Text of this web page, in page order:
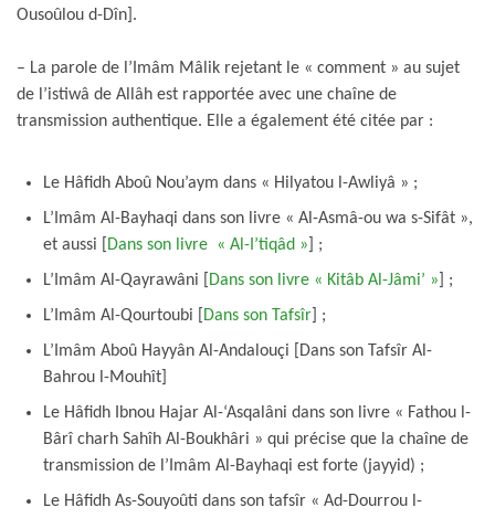
Ousoûlou d-Dîn].
– La parole de l’Imâm Mâlik rejetant le « comment » au sujet
de l’istiwâ de Allâh est rapportée avec une chaîne de
transmission authentique. Elle a également été citée par :
Le Hâfidh Aboû Nou’aym dans « Hilyatou l-Awliyâ » ;
L’Imâm Al-Bayhaqi dans son livre « Al-Asmâ-ou wa s-Sifât »,
et aussi [ Dans son livre « Al-I’tiqâd » ] ;
L’Imâm Al-Qayrawâni [ Dans son livre « Kitâb Al-Jâmi’ » ] ;
L’Imâm Al-Qourtoubi [ Dans son Tafsîr ] ;
L’Imâm Aboû Hayyân Al-Andalouçi [Dans son Tafsîr Al-
Bahrou l-Mouhît]
Le Hâfidh Ibnou Hajar Al-‘Asqalâni dans son livre « Fathou l-
Bârî charh Sahîh Al-Boukhâri » qui précise que la chaîne de
transmission de l’Imâm Al-Bayhaqi est forte (jayyid) ;
Le Hâfidh As-Souyoûti dans son tafsîr « Ad-Dourrou l-